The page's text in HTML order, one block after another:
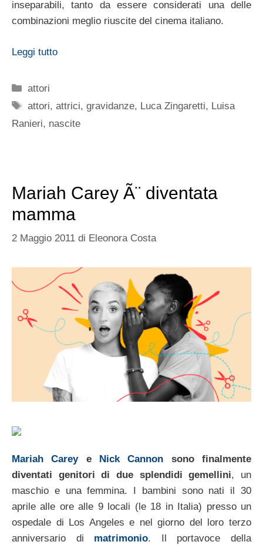
inseparabili, tanto da essere considerati una delle
combinazioni meglio riuscite del cinema italiano.
Leggi tutto
Categorie
attori
Tag
attori,attrici,gravidanze, Luca Zingaretti, Luisa
Ranieri, nascite
Mariah Carey Ã¨ diventata
mamma
2 Maggio 2011 di Eleonora Costa
Mariah Careye Nick Cannon sono finalmente
diventati genitori di due splendidi gemellini, un
maschio e una femmina. I bambini sono nati il 30
aprile alle ore alle 9 locali (le 18 in Italia) presso un
ospedale di Los Angeles e nel giorno del loro terzo
anniversario di matrimonio. Il portavoce della